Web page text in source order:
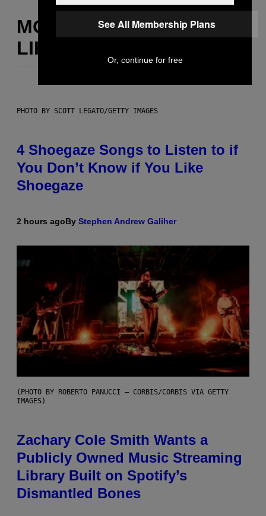
MORE
LIKE THIS
PHOTO BY SCOTT LEGATO/GETTY IMAGES
4 Shoegaze Songs to Listen to if
You Don’t Know if You Like
Shoegaze
2 hours agoBy Stephen Andrew Galiher
(PHOTO BY ROBERTO PANUCCI – CORBIS/CORBIS VIA GETTY
IMAGES)
Zachary Cole Smith Wants a
Publicly Owned Music Streaming
Library Built on Spotify’s
Dismantled Bones
See All Membership Plans
Or, continue for free